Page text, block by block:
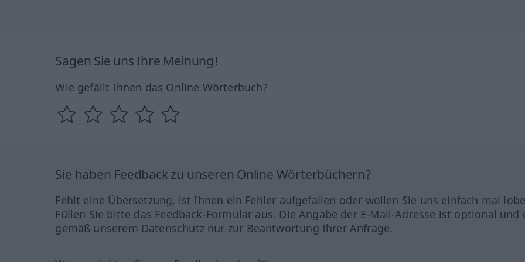
Sagen Sie uns Ihre Meinung!
Wie gefällt Ihnen das Online Wörterbuch?
Sie haben Feedback zu unseren Online Wörterbüchern?
Fehlt eine Übersetzung, ist Ihnen ein Fehler aufgefallen oder wollen Sie uns einfach mal
Füllen Sie bitte das Feedback-Formular aus. Die Angabe der E-Mail-Adresse ist optional und
gemäß unserem Datenschutz nur zur Beantwortung Ihrer Anfrage.